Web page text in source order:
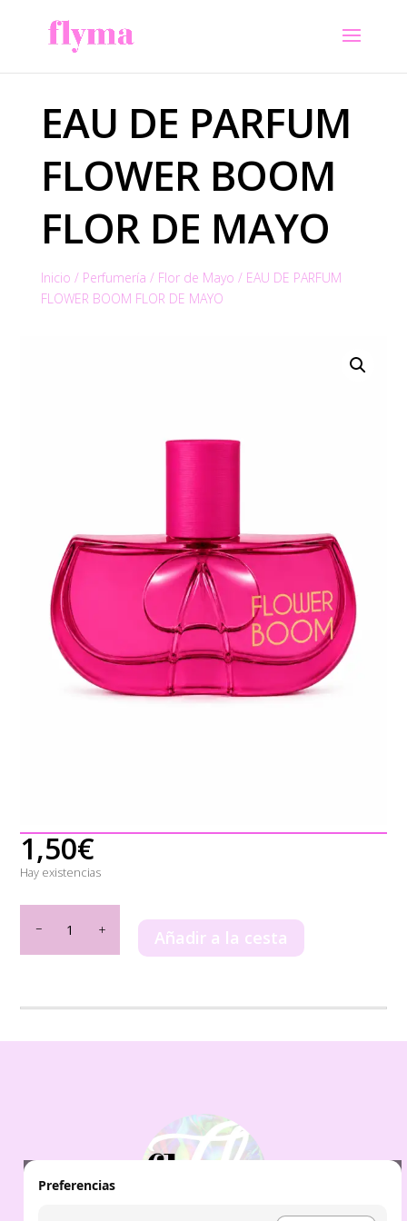
EAU DE PARFUM
FLOWER BOOM
FLOR DE MAYO
Inicio / Perfumería / Flor de Mayo / EAU DE PARFUM
FLOWER BOOM FLOR DE MAYO
1,50€
Hay existencias
DE
PARFUM
DE
Añadir a la cesta
Preferencias